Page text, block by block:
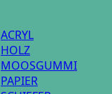
ACRYL
HOLZ
MOOSGUMMI
PAPIER